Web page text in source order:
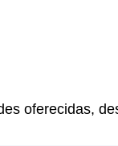
oferecidas,